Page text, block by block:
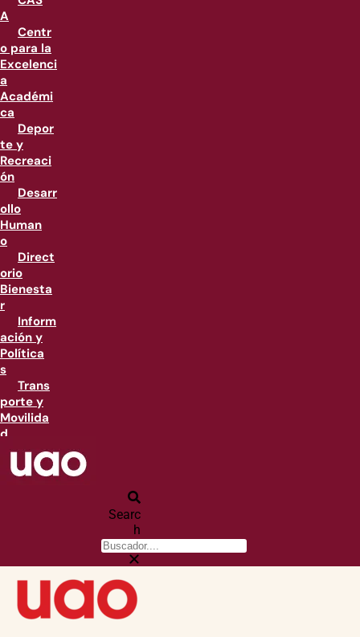
A
Centr
o para la
Excelenci
a
Académi
ca
Depor
te y
Recreaci
ón
Desarr
ollo
Human
o
Direct
orio
Bienesta
r
Inform
ación y
Política
s
Trans
porte y
Movilida
d
Searc
h